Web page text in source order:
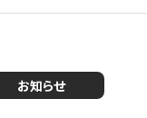
お知らせ